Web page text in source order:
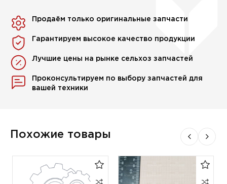
Продаём только оригинальные запчасти
Гарантируем высокое качество продукции
Лучшие цены на рынке сельхоз запчастей
Проконсультируем по выбору запчастей для
вашей техники
Похожие товары